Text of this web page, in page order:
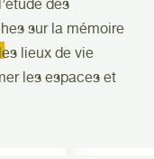
des
sur la mémoire
lieux de vie
les espaces et